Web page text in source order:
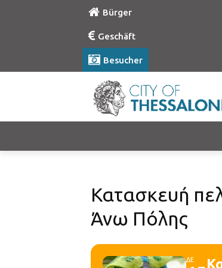
Bürger
Geschäft
Besucher
Κατασκευή
Άνω Πόλης
ΔΕ